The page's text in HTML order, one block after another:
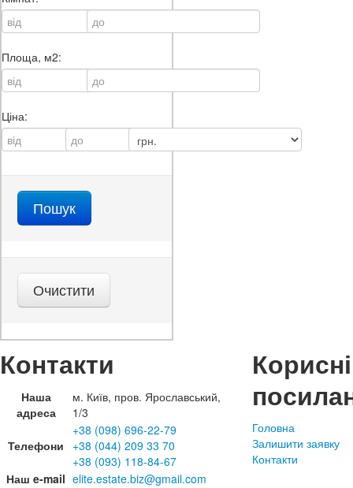
Площа, м2:
Ціна:
Контакти
Наша
адреса
м. Київ, пров. Ярославський,
1/3
Телефони
+38 (098) 696-22-79
+38 (044) 209 33 70
+38 (093) 118-84-67
Наш e-mail elite.estate.biz@gmail.com
Корисні
Головна
Залишити заявку
Контакти